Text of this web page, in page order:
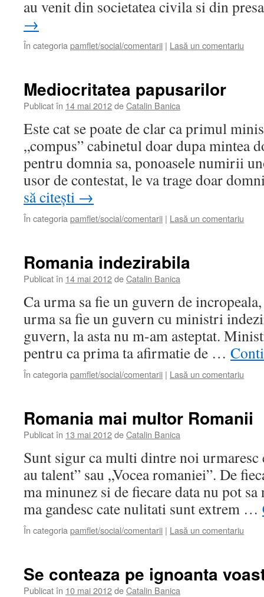
au venit din societatea civila si din
→
În categoria pamflet/social/comentarii | Lasă un comentariu
Mediocritatea papusarilor
Publicat în 14 mai 2012deCatalin Banica
Este cat se poate de clar ca primul
„compus” cabinetul doar dupa mintea
pentru domnia sa, ponoasele numirii
usor de contestat, le va trage doar
să citești →
În categoria pamflet/social/comentarii | Lasă un comentariu
Romania indezirabila
Publicat în 14 mai 2012deCatalin Banica
Ca urma sa fie un guvern de
urma sa fie un guvern cu ministri
guvern, la asta nu m-am asteptat.
pentru ca prima ta afirmatie de …
În categoria pamflet/social/comentarii | Lasă un comentariu
Romania mai multor Romanii
Publicat în 13 mai 2012deCatalin Banica
Sunt sigur ca multi dintre noi urmaresc
au talent” sau „Vocea romaniei”. De
ma minunez si de fiecare data nu pot sa
ma gandesc cate nulitati sunt extrem …
În categoria pamflet/social/comentarii | Lasă un comentariu
Se conteaza pe ignoanta
Publicat în 10 mai 2012deCatalin Banica